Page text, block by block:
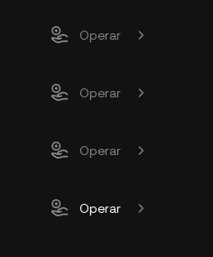
Operar
Operar
Operar
Operar